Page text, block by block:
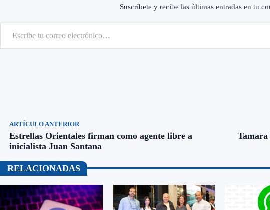
Suscríbete y recibe las últimas entradas en tu
Escribe tu correo electrónico…
ARTÍCULO ANTERIOR
Estrellas Orientales firman como agente libre a
inicialista Juan Santana
RELACIONADAS